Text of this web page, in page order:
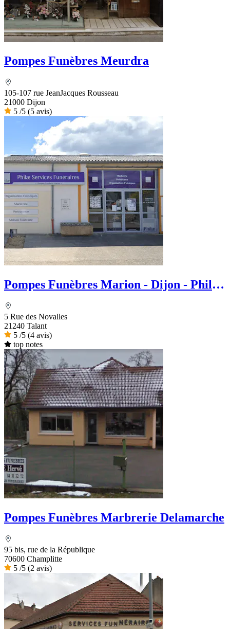
Pompes Funèbres Meurdra
105-107 rue JeanJacques Rousseau
21000 Dijon
5 /5 (5 avis)
Pompes Funèbres Marion - Dijon - Philae
5 Rue des Novalles
21240 Talant
5 /5 (4 avis)
top notes
Pompes Funèbres Marbrerie Delamarche
95 bis, rue de la République
70600 Champlitte
5 /5 (2 avis)